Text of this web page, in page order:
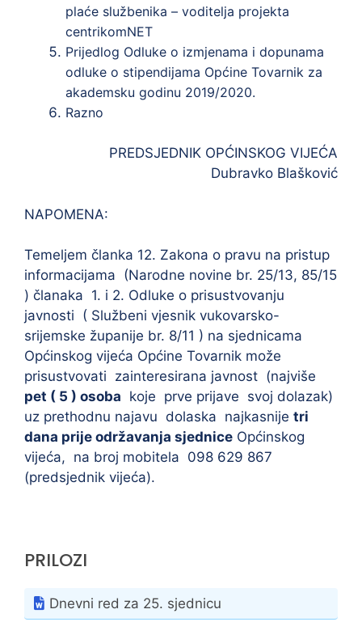
plaće službenika – voditelja projekta
centrikomNET
Prijedlog Odluke o izmjenama i dopunama
odluke o stipendijama Općine Tovarnik za
akademsku godinu 2019/2020.
Razno
PREDSJEDNIK OPĆINSKOG VIJEĆA
Dubravko Blašković
NAPOMENA:
Temeljem članka 12. Zakona o pravu na pristup
informacijama (Narodne novine br. 25/13, 85/15
) članaka 1. i 2. Odluke o prisustvovanju
javnosti ( Službeni vjesnik vukovarsko-
srijemske županije br. 8/11 ) na sjednicama
Općinskog vijeća Općine Tovarnik može
prisustvovati zainteresirana javnost (najviše
pet ( 5 ) osoba koje prve prijave svoj dolazak)
uz prethodnu najavu dolaska najkasnije tri
dana prije održavanja sjednice Općinskog
vijeća, na broj mobitela 098 629 867
(predsjednik vijeća).
PRILOZI
Dnevni red za 25. sjednicu